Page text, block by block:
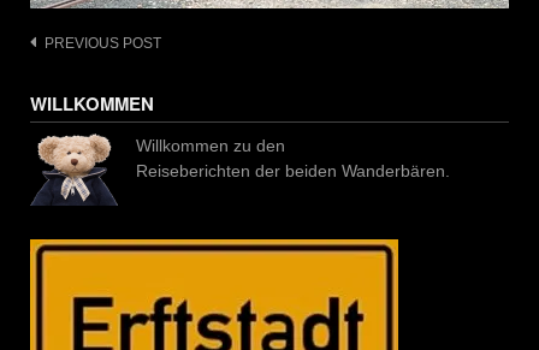
Post
PREVIOUS POST
WILLKOMMEN
Willkommen zu den
Reiseberichten der beiden Wanderbären.